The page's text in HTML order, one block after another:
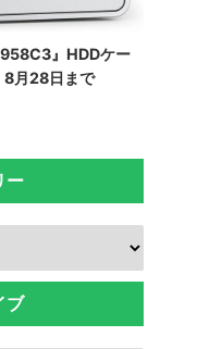
』HDDケー
月28日まで
ー
ブ